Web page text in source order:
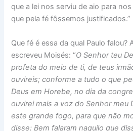
que a lei nos serviu de aio para
que pela fé fôssemos justificados.”
Que fé é essa da qual Paulo falou?
escreveu Moisés: “O Senhor teu
profeta do meio de ti, de teus
ouvireis; conforme a tudo o que
Deus em Horebe, no dia da
ouvirei mais a voz do Senhor meu
este grande fogo, para que não
disse: Bem falaram naquilo que